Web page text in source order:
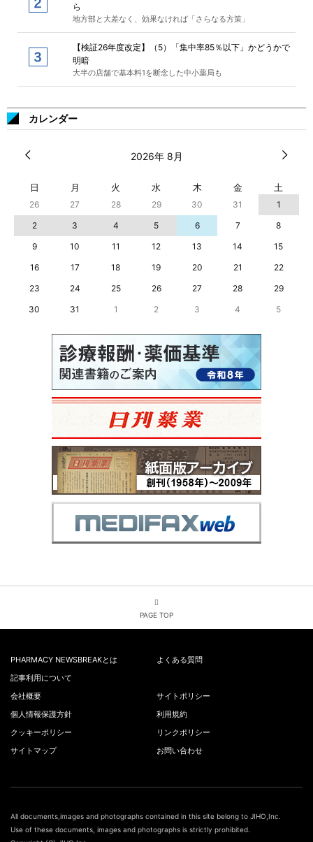
ら
地方部と大差なく、効果なければ「さらなる方策」
【検証26年度改定】（5）「集中率85％以下」かどうかで
明暗
大半の店舗で基本料1を断念した中小薬局も
カレンダー
2026年 8月
日 月 火 水 木 金 土
26 27 28 29 30 31
1
2
3 4 5 6 7
8
9
10 11 12 13 14
15
16
17 18 19 20 21
22
23
24 25 26 27 28
29
30
31 1 2 3 4 5
PAGE TOP
PHARMACY NEWSBREAKとは
よくある質問
記事利用について
会社概要
サイトポリシー
個人情報保護方針
利用規約
クッキーポリシー
リンクポリシー
サイトマップ
お問い合わせ
All documents,images and photographs contained in this site belong to JIHO,Inc.
Use of these documents, images and photographs is strictly prohibited.